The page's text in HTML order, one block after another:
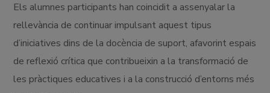
Els alumnes participants han coincidit a assenyalar la
rellevància de continuar impulsant aquest tipus
d’iniciatives dins de la docència de suport, afavorint espais
de reflexió crítica que contribueixin a la transformació de
les pràctiques educatives i a la construcció d’entorns més